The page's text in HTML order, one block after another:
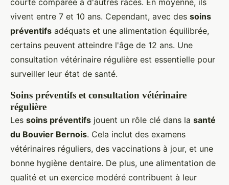
vivent entre 7 et 10 ans. Cependant, avec des soins
préventifs adéquats et une alimentation équilibrée,
certains peuvent atteindre l'âge de 12 ans. Une
consultation vétérinaire régulière est essentielle pour
surveiller leur état de santé.
Soins préventifs et consultation vétérinaire
régulière
Les soins préventifs jouent un rôle clé dans la santé
du Bouvier Bernois. Cela inclut des examens
vétérinaires réguliers, des vaccinations à jour, et une
bonne hygiène dentaire. De plus, une alimentation de
qualité et un exercice modéré contribuent à leur